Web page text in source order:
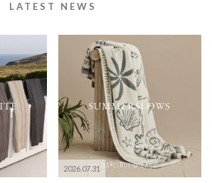
LATEST NEWS
2026.07.31